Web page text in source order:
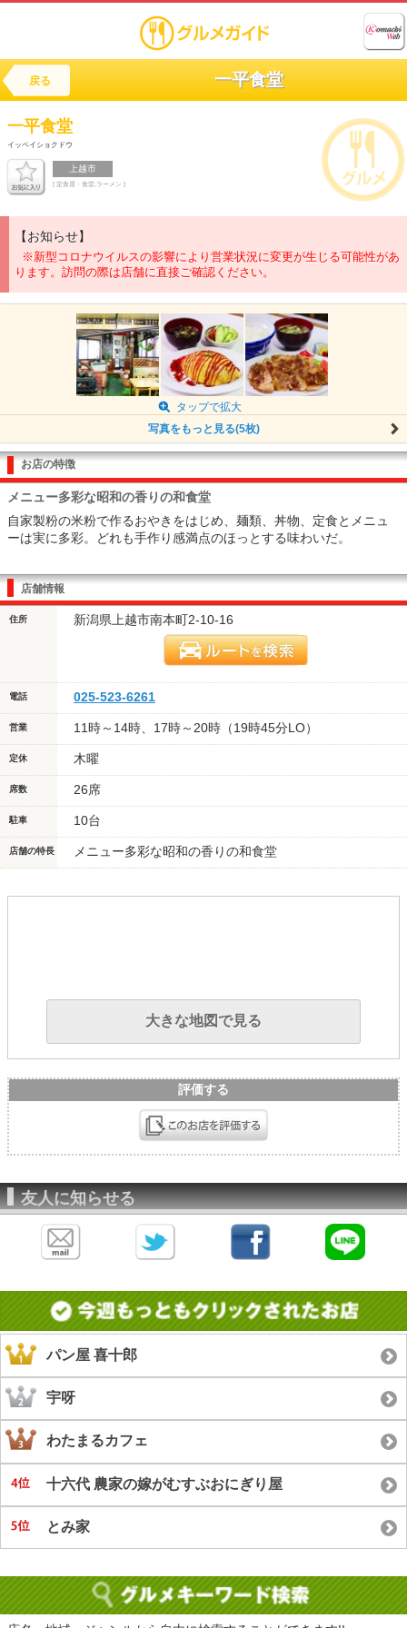
戻る 一平食堂
一平食堂
イッペイショクドウ
上越市
[ 定食屋・食堂,ラーメン ]
【お知らせ】
※新型コロナウイルスの影響により営業状況に変更が生じる可能性があ
ります。訪問の際は店舗に直接ご確認ください。
タップで拡大
写真をもっと見る(5枚)
お店の特徴
メニュー多彩な昭和の香りの和食堂
自家製粉の米粉で作るおやきをはじめ、麺類、丼物、定食とメニュ
ーは実に多彩。どれも手作り感満点のほっとする味わいだ。
店舗情報
住所 新潟県上越市南本町2-10-16
電話 025-523-6261
営業 11時～14時、17時～20時（19時45分LO）
定休 木曜
席数 26席
駐車 10台
店舗の特長 メニュー多彩な昭和の香りの和食堂
大きな地図で見る
評価する
友人に知らせる
パン屋 喜十郎
宇呀
わたまるカフェ
十六代 農家の嫁がむすぶおにぎり屋
とみ家